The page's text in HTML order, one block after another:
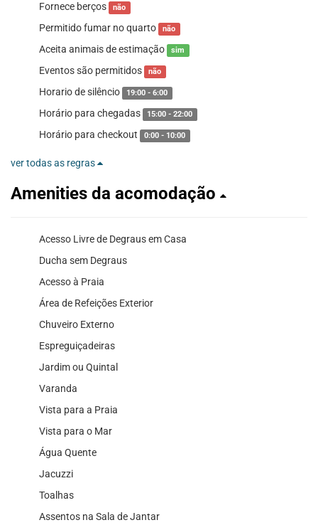
Fornece berços não
Permitido fumar no quarto não
Aceita animais de estimação sim
Eventos são permitidos não
Horario de silêncio 19:00 - 6:00
Horário para chegadas 15:00 - 22:00
Horário para checkout 0:00 - 10:00
ver todas as regras
Amenities da acomodação
Acesso Livre de Degraus em Casa
Ducha sem Degraus
Acesso à Praia
Área de Refeições Exterior
Chuveiro Externo
Espreguiçadeiras
Jardim ou Quintal
Varanda
Vista para a Praia
Vista para o Mar
Água Quente
Jacuzzi
Toalhas
Assentos na Sala de Jantar